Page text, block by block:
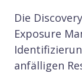
Die
Exposure
anfälligen